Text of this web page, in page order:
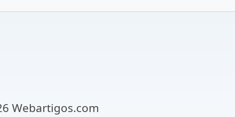
Webartigos.com